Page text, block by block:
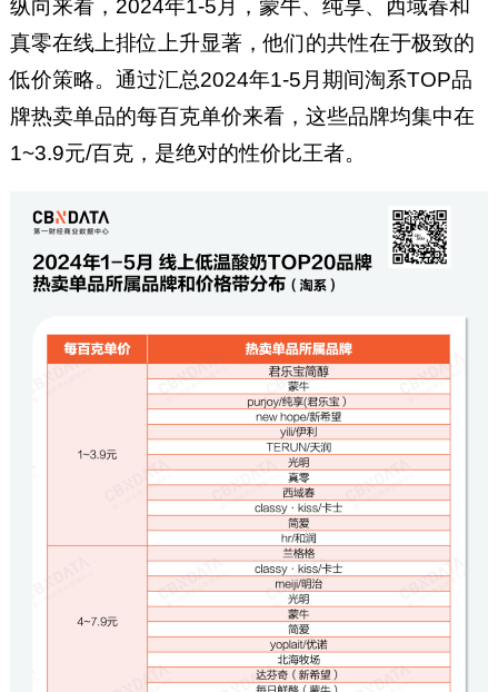
纵向来看，2024年1-5月，蒙牛、纯享、西域春和
真零在线上排位上升显著，他们的共性在于极致的
低价策略。通过汇总2024年1-5月期间淘系TOP品
牌热卖单品的每百克单价来看，这些品牌均集中在
1~3.9元/百克，是绝对的性价比王者。